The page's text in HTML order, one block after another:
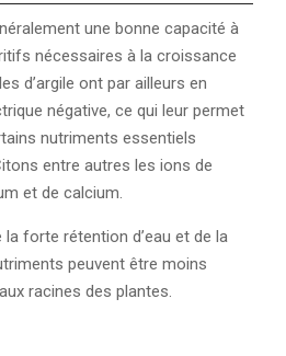
une bonne capacité à
nécessaires à la croissance
d’argile ont par ailleurs en
négative, ce qui leur permet
nutriments essentiels
entre autres les ions de
et de calcium.
forte rétention d’eau et de la
peuvent être moins
racines des plantes.